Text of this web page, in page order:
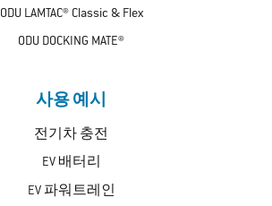
ODU LAMTAC® Classic & Flex
ODU DOCKING MATE®
사용 예시
전기차 충전
EV 배터리
EV 파워트레인